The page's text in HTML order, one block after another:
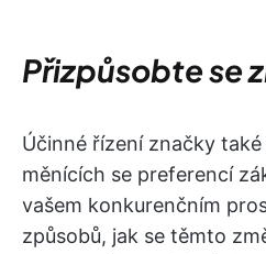
Přizpůsobte se
Účinné řízení značky
měnících se preferencí
vašem konkurenčním
způsobů, jak se těmto